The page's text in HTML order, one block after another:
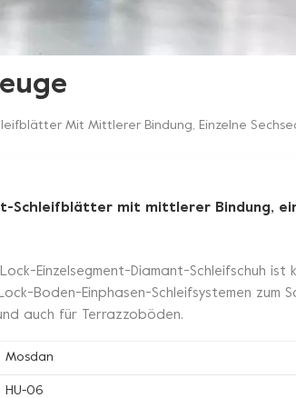
Mit Mittlerer Bindung, Einzelne
Schleifblätter mit mittlerer Bindung,
Einzelsegment-Diamant-Schleifschuh ist
Boden-Einphasen-Schleifsystemen zum
auch für Terrazzoböden.
Mosdan
HU-06